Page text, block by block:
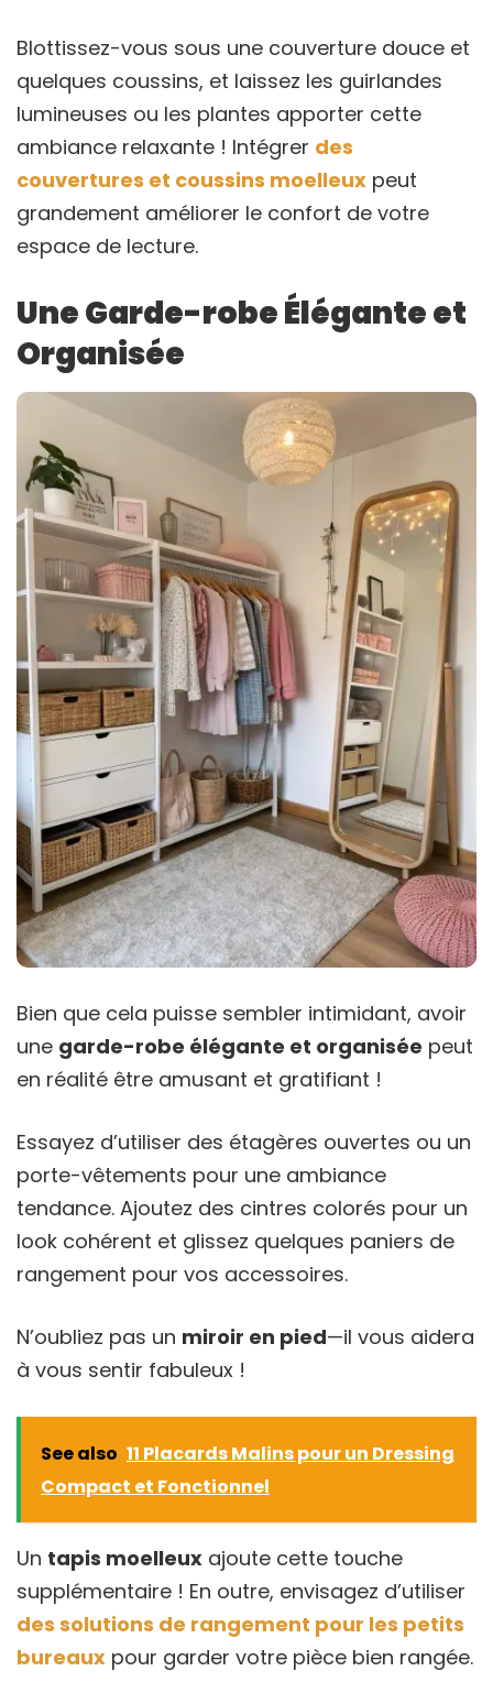
Blottissez-vous sous une couverture douce et
quelques coussins, et laissez les guirlandes
lumineuses ou les plantes apporter cette
ambiance relaxante ! Intégrer des
couvertures et coussins moelleux peut
grandement améliorer le confort de votre
espace de lecture.
Une Garde-robe Élégante et
Organisée
Bien que cela puisse sembler intimidant, avoir
une garde-robe élégante et organisée peut
en réalité être amusant et gratifiant !
Essayez d’utiliser des étagères ouvertes ou un
porte-vêtements pour une ambiance
tendance. Ajoutez des cintres colorés pour un
look cohérent et glissez quelques paniers de
rangement pour vos accessoires.
N’oubliez pas un miroir en pied—il vous aidera
à vous sentir fabuleux !
See also 11 Placards Malins pour un Dressing
Compact et Fonctionnel
Un tapis moelleux ajoute cette touche
supplémentaire ! En outre, envisagez d’utiliser
des solutions de rangement pour les petits
bureaux pour garder votre pièce bien rangée.